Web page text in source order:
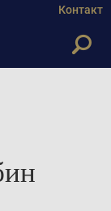
Контакт